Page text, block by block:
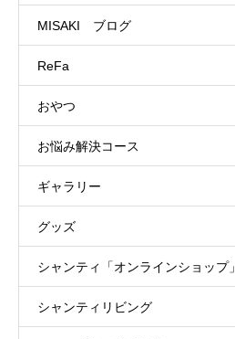
MISAKI ブログ
ReFa
おやつ
お悩み解決コース
ギャラリー
グッズ
シャンティ「オンラインショップ」
シャンティリビング